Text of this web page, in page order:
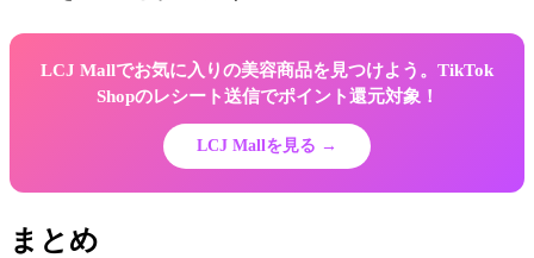
LCJ Mallでお気に入りの美容商品を見つけよう。TikTok
Shopのレシート送信でポイント還元対象！
LCJ Mallを見る →
まとめ